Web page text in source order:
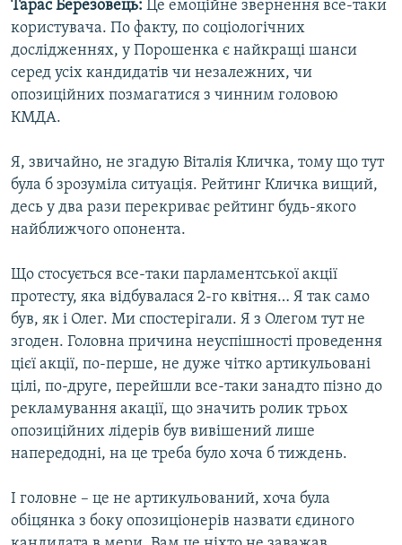
Тарас Березовець: Це емоційне звернення все-таки
користувача. По факту, по соціологічних
дослідженнях, у Порошенка є найкращі шанси
серед усіх кандидатів чи незалежних, чи
опозиційних позмагатися з чинним головою
КМДА.
Я, звичайно, не згадую Віталія Кличка, тому що тут
була б зрозуміла ситуація. Рейтинг Кличка вищий,
десь у два рази перекриває рейтинг будь-якого
найближчого опонента.
Що стосується все-таки парламентської акції
протесту, яка відбувалася 2-го квітня… Я так само
був, як і Олег. Ми спостерігали. Я з Олегом тут не
згоден. Головна причина неуспішності проведення
цієї акції, по-перше, не дуже чітко артикульовані
цілі, по-друге, перейшли все-таки занадто пізно до
рекламування акації, що значить ролик трьох
опозиційних лідерів був вивішений лише
напередодні, на це треба було хоча б тиждень.
І головне ­– це не артикульований, хоча була
обіцянка з боку опозиціонерів назвати єдиного